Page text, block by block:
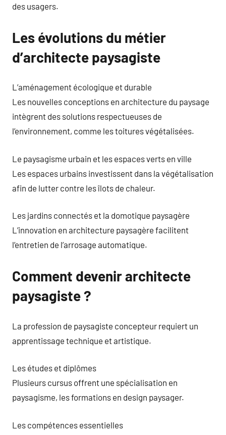
des usagers.
Les évolutions du métier
d’architecte paysagiste
L’aménagement écologique et durable
Les nouvelles conceptions en architecture du paysage
intègrent des solutions respectueuses de
l’environnement, comme les toitures végétalisées.
Le paysagisme urbain et les espaces verts en ville
Les espaces urbains investissent dans la végétalisation
afin de lutter contre les îlots de chaleur.
Les jardins connectés et la domotique paysagère
L’innovation en architecture paysagère facilitent
l’entretien de l’arrosage automatique.
Comment devenir architecte
paysagiste ?
La profession de paysagiste concepteur requiert un
apprentissage technique et artistique.
Les études et diplômes
Plusieurs cursus offrent une spécialisation en
paysagisme, les formations en design paysager.
Les compétences essentielles